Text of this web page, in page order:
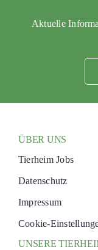
Aktuelle
ÜBER UNS
Tierheim Jobs
Datenschutz
Impressum
Cookie-
UNSERE